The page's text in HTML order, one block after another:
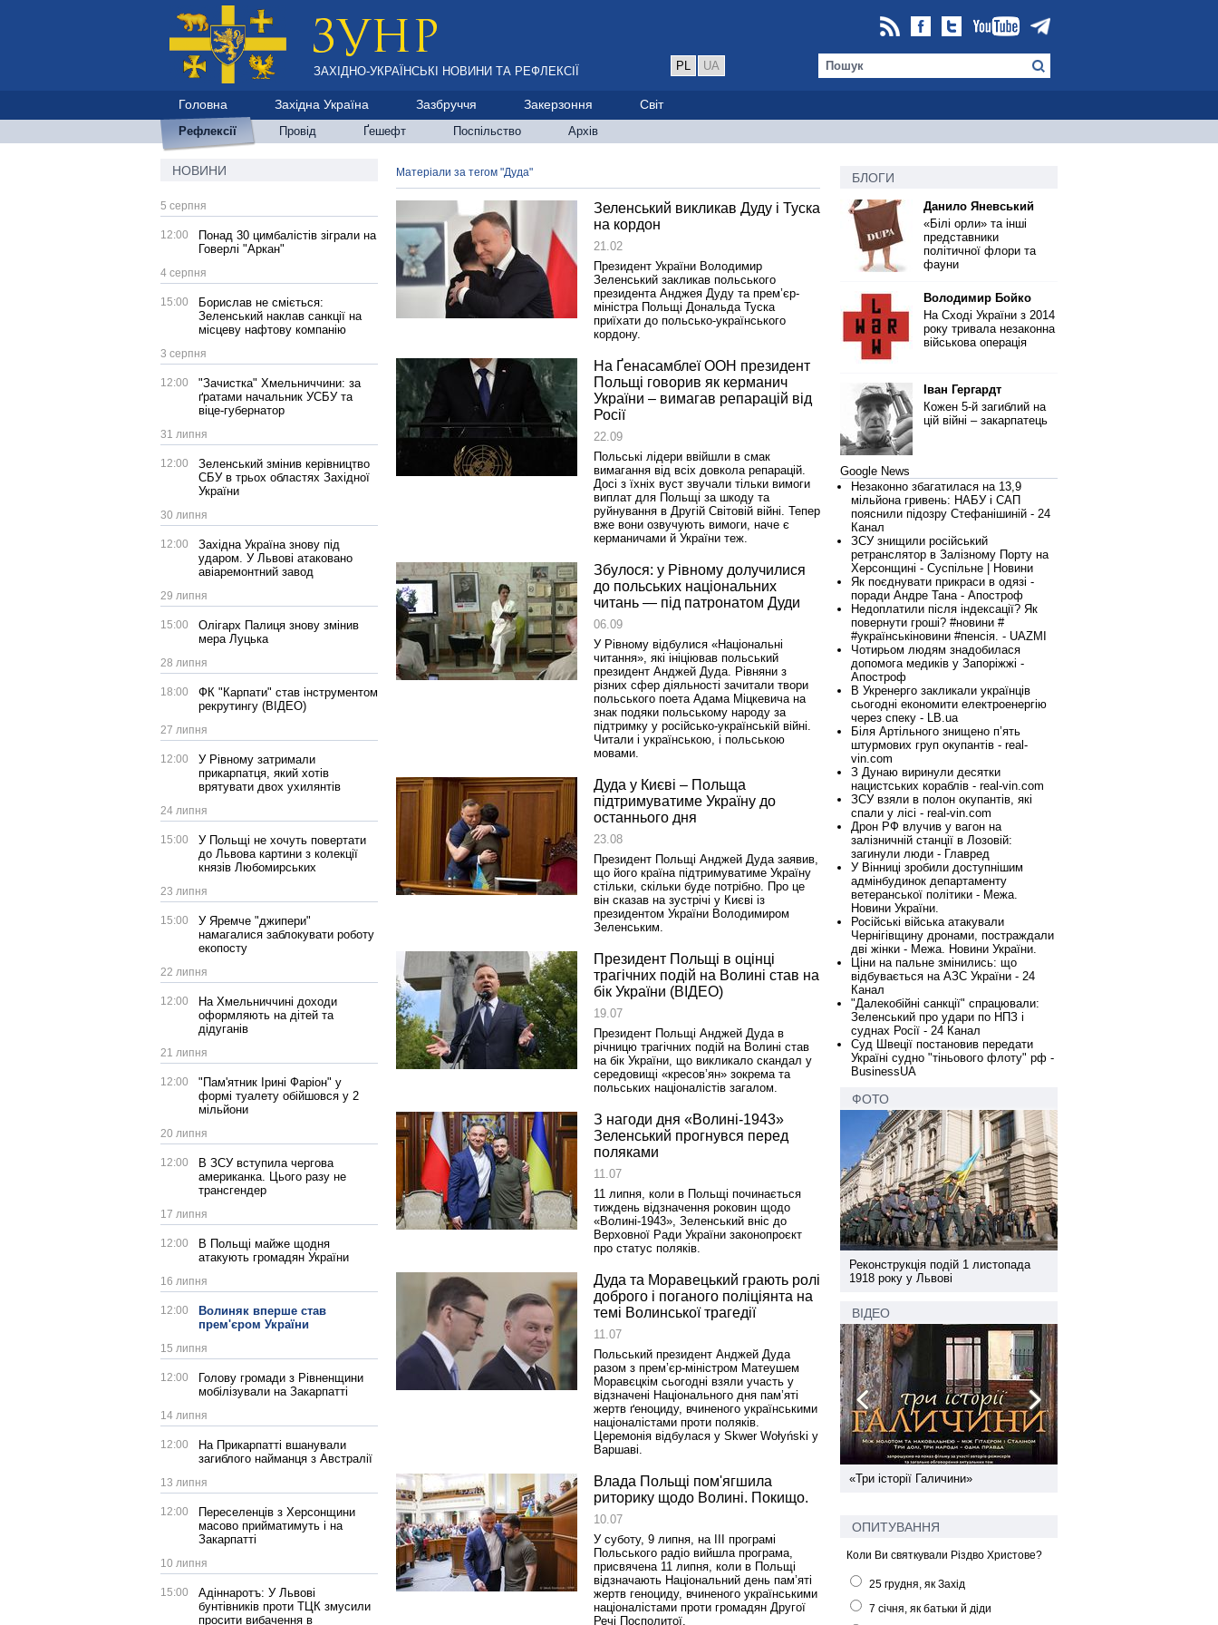
ЗАХІДНО-УКРАЇНСЬКІ НОВИНИ ТА РЕФЛЕКСІЇ PL UA
Головна Західна Україна Зазбруччя Закерзоння Світ
Рефлексії Провід Ґешефт Поспільство Архів
НОВИНИ
5 серпня
12:00
Понад 30 цимбалістів зіграли на
Говерлі "Аркан"
4 серпня
15:00
Борислав не сміється:
Зеленський наклав санкції на
місцеву нафтову компанію
3 серпня
12:00
"Зачистка" Хмельниччини: за
ґратами начальник УСБУ та
віце-губернатор
31 липня
12:00
Зеленський змінив керівництво
СБУ в трьох областях Західної
України
30 липня
12:00
Західна Україна знову під
ударом. У Львові атаковано
авіаремонтний завод
29 липня
15:00
Олігарх Палиця знову змінив
мера Луцька
28 липня
18:00
ФК "Карпати" став інструментом
рекрутингу (ВІДЕО)
27 липня
12:00
У Рівному затримали
прикарпатця, який хотів
врятувати двох ухилянтів
24 липня
15:00
У Польщі не хочуть повертати
до Львова картини з колекції
князів Любомирських
23 липня
15:00
У Яремче "джипери"
намагалися заблокувати роботу
екопосту
22 липня
12:00
На Хмельниччині доходи
оформляють на дітей та
дідуганів
21 липня
12:00
"Пам'ятник Ірині Фаріон" у
формі туалету обійшовся у 2
мільйони
20 липня
12:00
В ЗСУ вступила чергова
американка. Цього разу не
трансгендер
17 липня
12:00
В Польщі майже щодня
атакують громадян України
16 липня
12:00
Волиняк вперше став
прем'єром України
15 липня
12:00
Голову громади з Рівненщини
мобілізували на Закарпатті
14 липня
12:00
На Прикарпатті вшанували
загиблого найманця з Австралії
13 липня
12:00
Переселенців з Херсонщини
масово прийматимуть і на
Закарпатті
10 липня
15:00
Адіннаротъ: У Львові
бунтівників проти ТЦК змусили
просити вибачення в
Матеріали за тегом "Дуда"
Зеленський викликав Дуду і Туска
на кордон
21.02
Президент України Володимир
Зеленський закликав польського
президента Анджея Дуду та прем’єр-
міністра Польщі Дональда Туска
приїхати до польсько-українського
кордону.
На Ґенасамблеї ООН президент
Польщі говорив як керманич
України – вимагав репарацій від
Росії
22.09
Польські лідери ввійшли в смак
вимагання від всіх довкола репарацій.
Досі з їхніх вуст звучали тільки вимоги
виплат для Польщі за шкоду та
руйнування в Другій Світовій війні. Тепер
вже вони озвучують вимоги, наче є
керманичами й України теж.
Збулося: у Рівному долучилися
до польських національних
читань — під патронатом Дуди
06.09
У Рівному відбулися «Національні
читання», які ініціював польський
президент Анджей Дуда. Рівняни з
різних сфер діяльності зачитали твори
польського поета Адама Міцкевича на
знак подяки польському народу за
підтримку у російсько-українській війні.
Читали і українською, і польською
мовами.
Дуда у Києві – Польща
підтримуватиме Україну до
останнього дня
23.08
Президент Польщі Анджей Дуда заявив,
що його країна підтримуватиме Україну
стільки, скільки буде потрібно. Про це
він сказав на зустрічі у Києві із
президентом України Володимиром
Зеленським.
Президент Польщі в оцінці
трагічних подій на Волині став на
бік України (ВІДЕО)
19.07
Президент Польщі Анджей Дуда в
річницю трагічних подій на Волині став
на бік України, що викликало скандал у
середовищі «кресов’ян» зокрема та
польських націоналістів загалом.
З нагоди дня «Волині-1943»
Зеленський прогнувся перед
поляками
11.07
11 липня, коли в Польщі починається
тиждень відзначення роковин щодо
«Волині-1943», Зеленський вніс до
Верховної Ради України законопроєкт
про статус поляків.
Дуда та Моравецький грають ролі
доброго і поганого поліціянта на
темі Волинської трагедії
11.07
Польський президент Анджей Дуда
разом з прем’єр-міністром Матеушем
Моравєцкім сьогодні взяли участь у
відзначені Національного дня пам’яті
жертв ґеноциду, вчиненого українськими
націоналістами проти поляків.
Церемонія відбулася у Skwer Wołyński у
Варшаві.
Влада Польщі пом'ягшила
риторику щодо Волині. Покищо.
10.07
У суботу, 9 липня, на ІІІ програмі
Польського радіо вийшла програма,
присвячена 11 липня, коли в Польщі
відзначають Національний день пам’яті
жертв геноциду, вчиненого українськими
націоналістами проти громадян Другої
Речі Посполитої.
БЛОГИ
Данило Яневський
«Білі орли» та інші
представники
політичної флори та
фауни
Володимир Бойко
На Сході України з 2014
року тривала незаконна
військова операція
Іван Гергардт
Кожен 5-й загиблий на
цій війні – закарпатець
Google News
Незаконно збагатилася на 13,9
мільйона гривень: НАБУ і САП
пояснили підозру Стефанішиній - 24
Канал
ЗСУ знищили російський
ретранслятор в Залізному Порту на
Херсонщині - Суспільне | Новини
Як поєднувати прикраси в одязі -
поради Андре Тана - Апостроф
Недоплатили після індексації? Як
повернути гроші? #новини #
#українськіновини #пенсія. - UAZMI
Чотирьом людям знадобилася
допомога медиків у Запоріжжі -
Апостроф
В Укренерго закликали українців
сьогодні економити електроенергію
через спеку - LB.ua
Біля Артільного знищено п’ять
штурмових груп окупантів - real-
vin.com
З Дунаю виринули десятки
нацистських кораблів - real-vin.com
ЗСУ взяли в полон окупантів, які
спали у лісі - real-vin.com
Дрон РФ влучив у вагон на
залізничній станції в Лозовій:
загинули люди - Главред
У Вінниці зробили доступнішим
адмінбудинок департаменту
ветеранської політики - Межа.
Новини України.
Російські війська атакували
Чернігівщину дронами, постраждали
дві жінки - Межа. Новини України.
Ціни на пальне змінились: що
відбувається на АЗС України - 24
Канал
"Далекобійні санкції" спрацювали:
Зеленський про удари по НПЗ і
суднах Росії - 24 Канал
Суд Швеції постановив передати
Україні судно "тіньового флоту" рф -
BusinessUA
ФОТО
1918 року у Львові
Реконструкція подій 1 листопада
1918 року у Львові
ВІДЕО
Спільний інформпростір Західної
України
«Три історії Галичини»
ОПИТУВАННЯ
Коли Ви святкували Різдво Христове?
25 грудня, як Захід
7 січня, як батьки й діди